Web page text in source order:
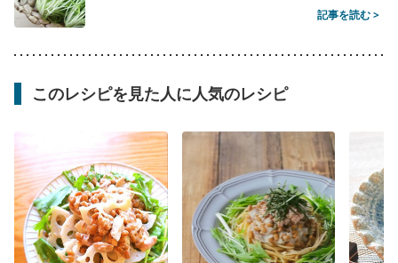
記事を読む >
このレシピを見た人に人気のレシピ